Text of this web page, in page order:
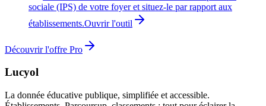
sociale (IPS) de votre foyer et situez-le par rapport aux
établissements.Ouvrir l'outil
Découvrir l'offre Pro
Lucyol
La donnée éducative publique, simplifiée et accessible.